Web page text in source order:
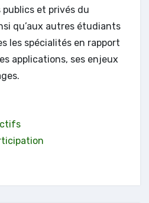
et privés du
qu’aux autres étudiants
les spécialités en rapport
applications, ses enjeux